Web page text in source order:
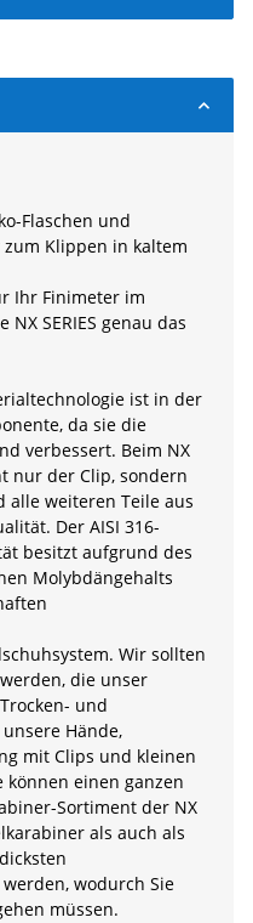
Flaschen und
Klippen in kaltem
Ihr Finimeter im
SERIES genau das
ist in der
da sie die
verbessert. Beim NX
nur der Clip, sondern
alle weiteren Teile aus
Der AISI 316-
besitzt aufgrund des
Molybdängehalts
Wir sollten
die unser
und
Hände,
mit Clips und kleinen
können einen ganzen
Sortiment der NX
als auch als
wodurch Sie
müssen.